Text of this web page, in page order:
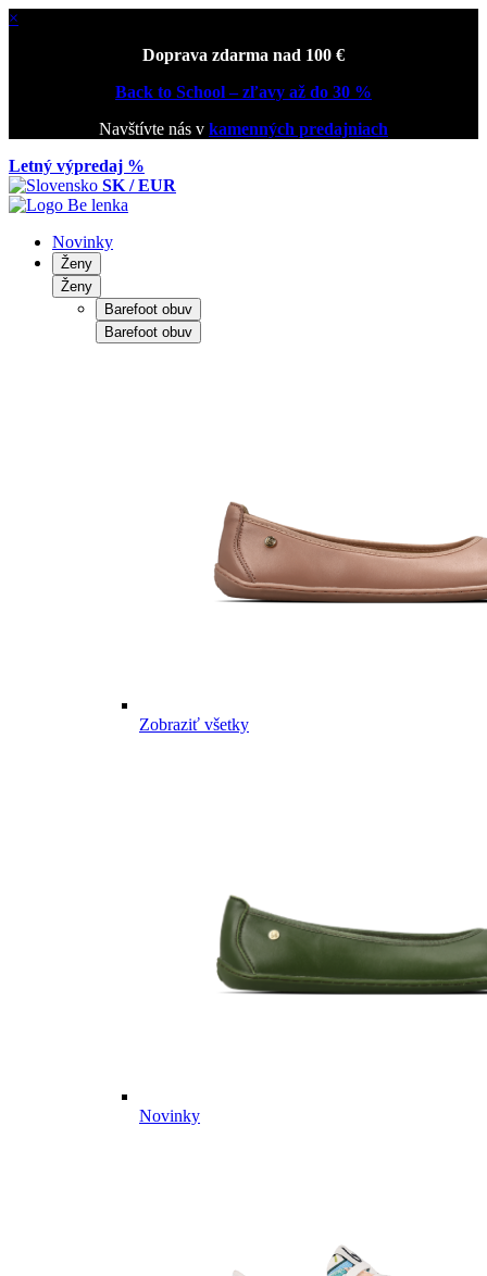
×
Doprava zdarma nad 100 €
Back to School – zľavy až do 30 %
Navštívte nás v kamenných predajniach
Letný výpredaj %
SK / EUR
Novinky
Ženy
Ženy
Barefoot obuv
Barefoot obuv
Zobraziť všetky
Novinky